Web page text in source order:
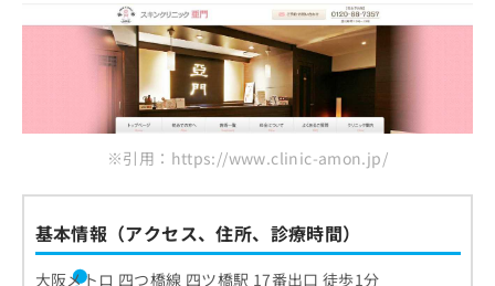
※引用：https://www.clinic-amon.jp/
基本情報（アクセス、住所、診療時間）
大阪メトロ 四つ橋線 四ツ橋駅 17番出口 徒歩1分